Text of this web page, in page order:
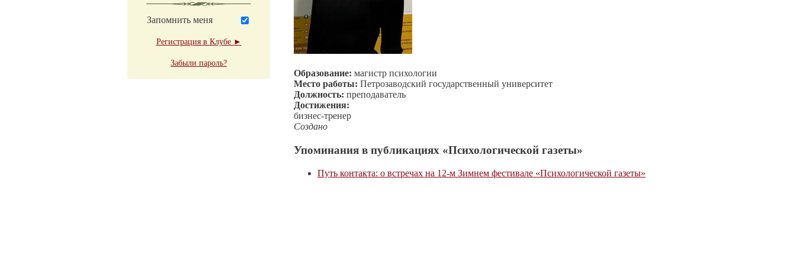
Запомнить меня
Регистрация в Клубе ►
Забыли пароль?
Образование: магистр психологии
Место работы: Петрозаводский государственный университет
Должность: преподаватель
Достижения:
бизнес-тренер
Создано
Упоминания в публикациях «Психологической газеты»
Путь контакта: о встречах на 12-м Зимнем фестивале «Психологической газеты»